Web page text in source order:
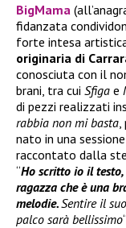
BigMama
fidanzata
forte intesa
originaria di
conosciuta con il
brani, tra cui Sfiga e
di pezzi realizzati
rabbia non mi basta
nato in una
raccontato dalla
“Ho scritto io il testo,
ragazza che è una
melodie.Sentire il
palco sarà bellissimo